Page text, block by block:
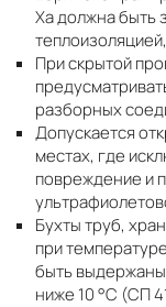
Xa должна быть
При скрытой
разборных
Допускается
местах, где
повреждение и
Бухты труб,
при
быть выдержаны
ниже 10 °С (СП